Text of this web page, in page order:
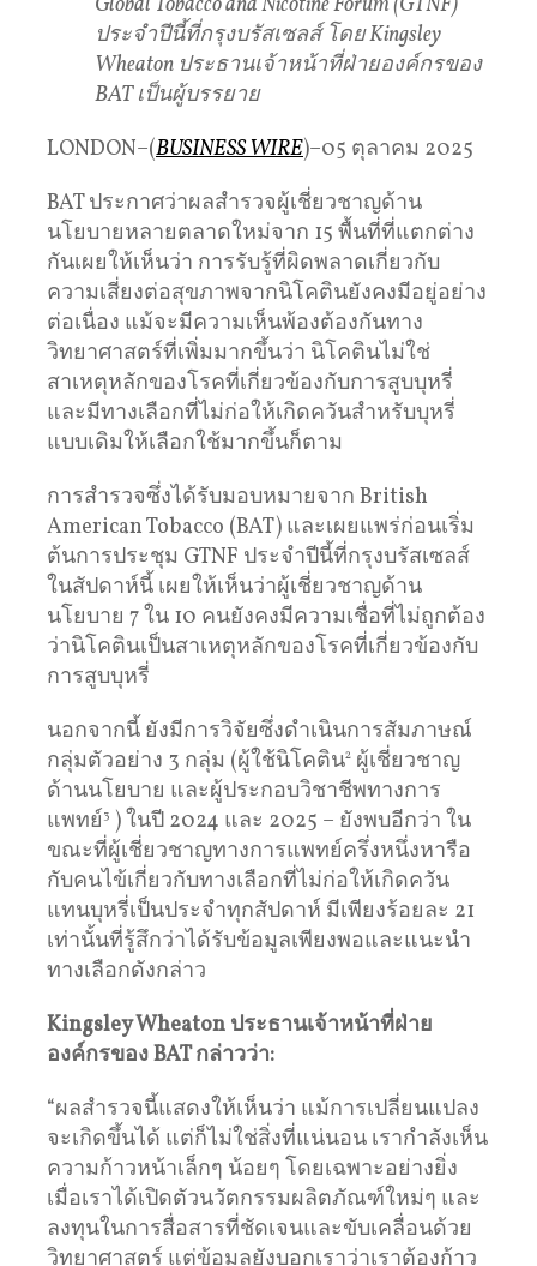
ประจำปีนี้ที่กรุงบรัสเซลส์ โดยKingsley
Wheaton ประธานเจ้าหน้าที่ฝ่ายองค์กรของ
BATเป็นผู้บรรยาย
LONDON–(BUSINESS WIRE)–05 ตุลาคม 2025
BAT ประกาศว่าผลสำรวจผู้เชี่ยวชาญด้าน
นโยบายหลายตลาดใหม่จาก 15 พื้นที่ที่แตกต่าง
กันเผยให้เห็นว่า การรับรู้ที่ผิดพลาดเกี่ยวกับ
ความเสี่ยงต่อสุขภาพจากนิโคตินยังคงมีอยู่อย่าง
ต่อเนื่อง แม้จะมีความเห็นพ้องต้องกันทาง
วิทยาศาสตร์ที่เพิ่มมากขึ้นว่า นิโคตินไม่ใช่
สาเหตุหลักของโรคที่เกี่ยวข้องกับการสูบบุหรี่
และมีทางเลือกที่ไม่ก่อให้เกิดควันสำหรับบุหรี่
แบบเดิมให้เลือกใช้มากขึ้นก็ตาม
การสำรวจซึ่งได้รับมอบหมายจาก British
American Tobacco (BAT) และเผยแพร่ก่อนเริ่ม
ต้นการประชุม GTNF ประจำปีนี้ที่กรุงบรัสเซลส์
ในสัปดาห์นี้ เผยให้เห็นว่าผู้เชี่ยวชาญด้าน
นโยบาย 7 ใน 10 คนยังคงมีความเชื่อที่ไม่ถูกต้อง
ว่านิโคตินเป็นสาเหตุหลักของโรคที่เกี่ยวข้องกับ
การสูบบุหรี่
นอกจากนี้ ยังมีการวิจัยซึ่งดำเนินการสัมภาษณ์
กลุ่มตัวอย่าง 3 กลุ่ม (ผู้ใช้นิโคติน2 ผู้เชี่ยวชาญ
ด้านนโยบาย และผู้ประกอบวิชาชีพทางการ
แพทย์ 3 ) ในปี 2024 และ 2025 – ยังพบอีกว่า ใน
ขณะที่ผู้เชี่ยวชาญทางการแพทย์ครึ่งหนึ่งหารือ
กับคนไข้เกี่ยวกับทางเลือกที่ไม่ก่อให้เกิดควัน
แทนบุหรี่เป็นประจำทุกสัปดาห์ มีเพียงร้อยละ 21
เท่านั้นที่รู้สึกว่าได้รับข้อมูลเพียงพอและแนะนำ
ทางเลือกดังกล่าว
Kingsley Wheaton ประธานเจ้าหน้าที่ฝ่าย
องค์กรของBATกล่าวว่า:
“ผลสำรวจนี้แสดงให้เห็นว่า แม้การเปลี่ยนแปลง
จะเกิดขึ้นได้ แต่ก็ไม่ใช่สิ่งที่แน่นอน เรากำลังเห็น
ความก้าวหน้าเล็กๆ น้อยๆ โดยเฉพาะอย่างยิ่ง
เมื่อเราได้เปิดตัวนวัตกรรมผลิตภัณฑ์ใหม่ๆ และ
ลงทุนในการสื่อสารที่ชัดเจนและขับเคลื่อนด้วย
วิทยาศาสตร์ แต่ข้อมูลยังบอกเราว่าเราต้องก้าว